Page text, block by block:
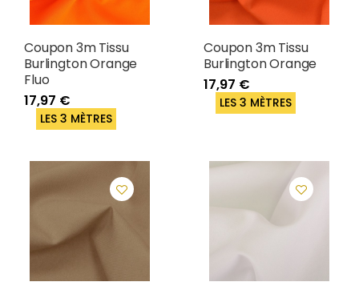
Coupon 3m Tissu
Burlington Orange
Fluo
17,97 €
LES 3 MÈTRES
Coupon 3m Tissu
Burlington Orange
17,97 €
LES 3 MÈTRES